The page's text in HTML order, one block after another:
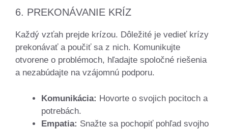
6. PREKONÁVANIE KRÍZ
Každý vzťah prejde krízou. Dôležité je vedieť krízy
prekonávať a poučiť sa z nich. Komunikujte
otvorene o problémoch, hľadajte spoločné riešenia
a nezabúdajte na vzájomnú podporu.
Komunikácia: Hovorte o svojich pocitoch a
potrebách.
Empatia: Snažte sa pochopiť pohľad svojho